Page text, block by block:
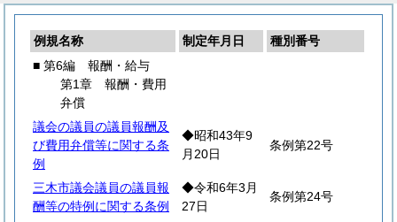
例規名称 制定年月日
種別番号
■ 第6編 報酬・給与
第1章 報酬・費用
弁償
議会の議員の議員報酬及
び費用弁償等に関する条
例
◆昭和43年9
月20日
条例第22号
三木市議会議員の議員報
酬等の特例に関する条例
◆令和6年3月
27日
条例第24号